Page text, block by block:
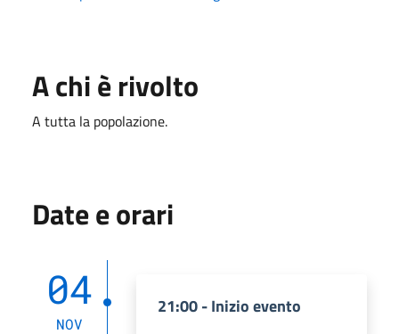
A chi è rivolto
A tutta la popolazione.
Date e orari
04
NOV
21:00 - Inizio evento